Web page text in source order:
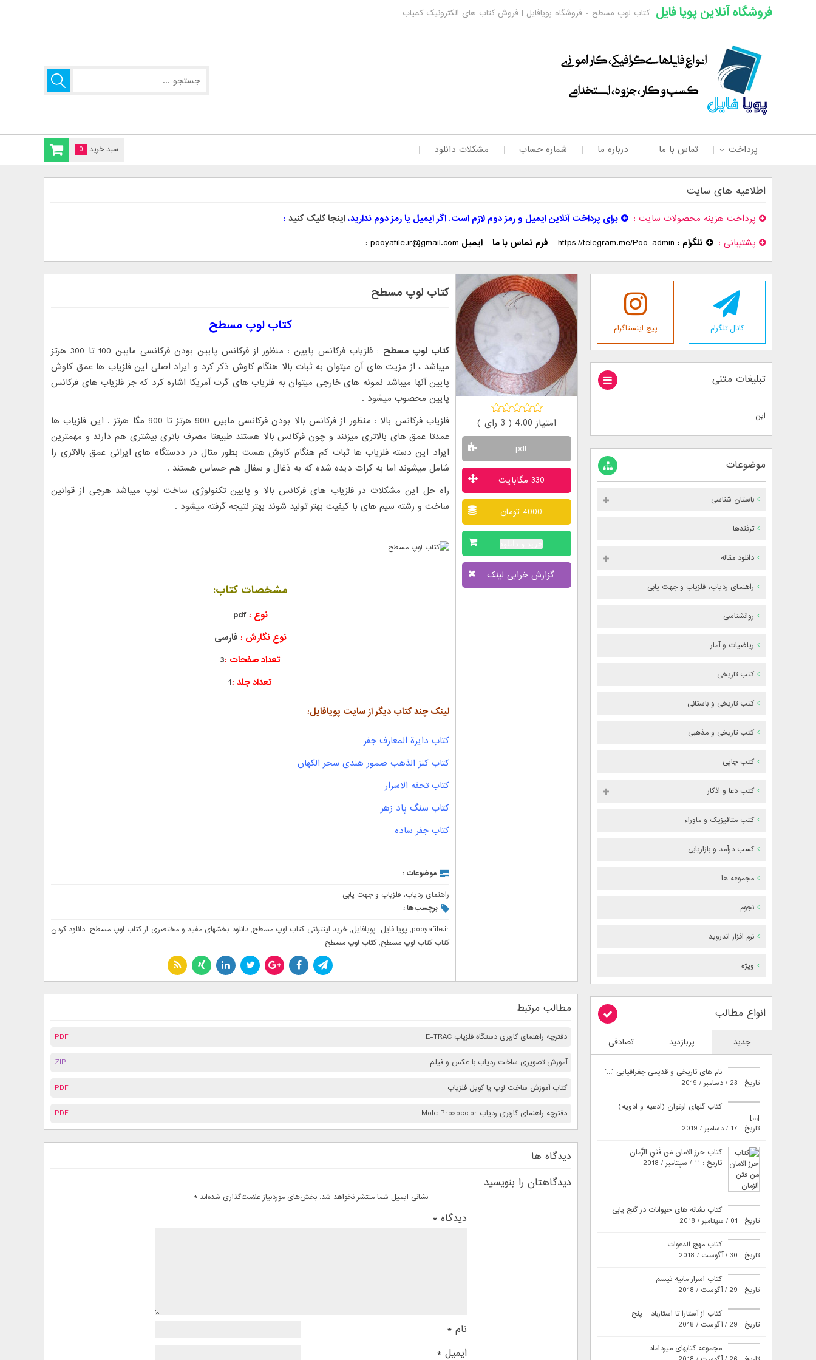
فروشگاه آنلاین پویا فایل کتاب لوپ مسطح - فروشگاه پویافایل | فروش کتاب های الکترونیک کمیاب
سبد خرید 0 پرداخت تماس با ما درباره ما شماره حساب مشکلات دانلود
اطلاعیه های سایت
پرداخت هزینه محصولات سایت برای پرداخت آنلاین ایمیل و رمز دوم لازم است. اگر ایمیل یا رمز دوم ندارید،اینجا کلیک کنید
پشتیبانی
تلگرام : https://telegram.me/Poo_admin
- فرم تماس با ما - ایمیل pooyafile.ir@gmail.com
امتیاز 4.00 ( 3 رای )
pdf
330 مگابایت
4000 تومان
خرید و دانلود
گزارش خرابی لینک
کتاب لوپ مسطح
کتاب لوپ مسطح
کتاب لوپ مسطح
: فلزیاب فرکانس پایین : منظور از فرکانس پایین بودن فرکانسی مابین 100 تا 300 هرتز
میباشد ، از مزیت های آن میتوان به ثبات بالا هنگام کاوش ذکر کرد و ایراد اصلی این فلزیاب ها عمق کاوش
پایین آنها میباشد نمونه های خارجی میتوان به فلزیاب های گرت آمریکا اشاره کرد که جز فلزیاب های فرکانس
پایین محصوب میشود .
فلزیاب فرکانس بالا : منظور از فرکانس بالا بودن فرکانسی مابین 900 هرتز تا 900 مگا هرتز . این فلزیاب ها
عمدتا عمق های بالاتری میزنند و چون فرکانس بالا هستند طبیعتا مصرف باتری بیشتری هم دارند و مهمترین
ایراد این دسته فلزیاب ها ثبات کم هنگام کاوش هست بطور مثال در ددستگاه های ایرانی عمق بالاتری را
شامل میشوند اما به کرات دیده شده که به ذغال و سفال هم حساس هستند .
راه حل این مشکلات در فلزیاب های فرکانس بالا و پایین تکنولوژی ساخت لوپ میباشد هرجی از قوانین
ساخت و رشته سیم های با کیفیت بهتر تولید شوند بهتر نتیجه گرفته میشود .
مشخصات کتاب:
نوع :pdf
نوع نگارش : فارسی
تعداد صفحات :3
تعداد جلد :1
لینک چند کتاب دیگر از سایت پویافایل:
کتاب دایرة المعارف جفر
کتاب کنز الذهب صمور هندی سحر الکهان
کتاب تحفه الاسرار
کتاب سنگ پاد زهر
کتاب جفر ساده
موضوعات :
راهنمای ردیاب، فلزیاب و جهت یابی
برچسب‌ها :
pooyafile.ir
, پویا فایل, پویافایل,خرید اینترنتی کتاب لوپ مسطح,دانلود بخشهای مفید و مختصری از کتاب لوپ مسطح, دانلود کردن
کتاب کتاب لوپ مسطح, کتاب لوپ مسطح
مطالب مرتبط
PDF دفترچه راهنمای کاربری دستگاه فلزیاب E-TRAC
ZIP آموزش تصویری ساخت ردیاب با عکس و فیلم
PDF کتاب آموزش ساخت لوپ یا کویل فلزیاب
PDF دفترچه راهنمای کاربری ردیاب Mole Prospector
دیدگاه ها
دیدگاهتان را بنویسید
نشانی ایمیل شما منتشر نخواهد شد. بخش‌های موردنیاز علامت‌گذاری شده‌اند*
دیدگاه *
نام *
ایمیل *
کانال تلگرام پیج اینستاگرام
تبلیغات متنی
این
موضوعات
باستان شناسی
ترفندها
دانلود مقاله
راهنمای ردیاب، فلزیاب و جهت یابی
روانشناسی
ریاضیات و آمار
کتب تاریخی
کتب تاریخی و باستانی
کتب تاریخی و مذهبی
کتب چاپی
کتب دعا و اذکار
کتب متافیزیک و ماوراء
کسب درآمد و بازاریابی
مجموعه ها
نجوم
نرم افزار اندروید
ویژه
انواع مطالب
جدید پربازدید تصادفی
نام های تاریخی و قدیمی جغرافیایی [...]
تاریخ : 23 / دسامبر / 2019
کتاب گلهای ارغوان (ادعیه و ادویه) –
[...]
تاریخ : 17 / دسامبر / 2019
کتاب حرز الامان مَن فَتَنِ الزَّمان
تاریخ : 11 / سپتامبر / 2018
کتاب نشانه های حیوانات در گنج یابی
تاریخ : 01 / سپتامبر / 2018
کتاب مهج الدعوات
تاریخ : 30 / آگوست / 2018
کتاب اسرار مانیه تیسم
تاریخ : 29 / آگوست / 2018
کتاب از آستارا تا استارباد – پنج
تاریخ : 29 / آگوست / 2018
مجموعه کتابهای میرداماد